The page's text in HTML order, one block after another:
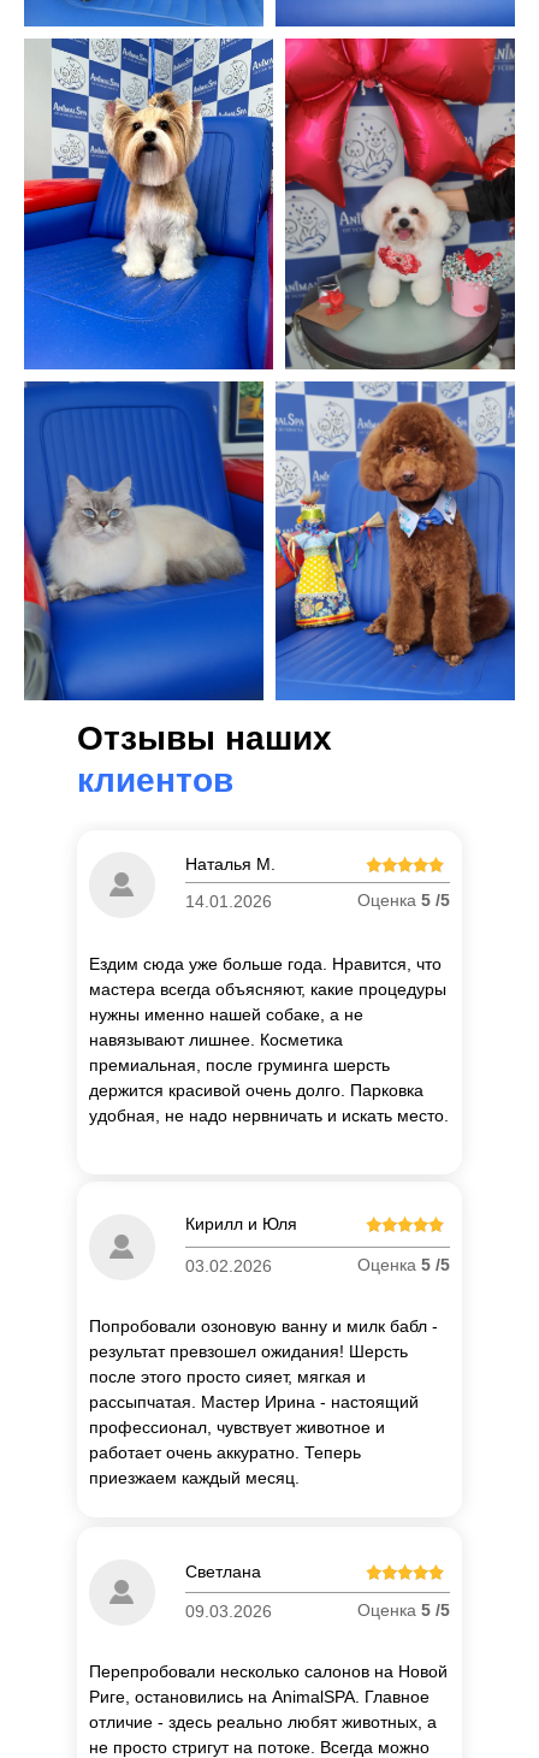
Отзывы наших
клиентов
Наталья М.
14.01.2026
Оценка 5 /5
Ездим сюда уже больше года. Нравится, что
мастера всегда объясняют, какие процедуры
нужны именно нашей собаке, а не
навязывают лишнее. Косметика
премиальная, после груминга шерсть
держится красивой очень долго. Парковка
удобная, не надо нервничать и искать место.
Кирилл и Юля
03.02.2026 Оценка 5 /5
Попробовали озоновую ванну и милк бабл -
результат превзошел ожидания! Шерсть
после этого просто сияет, мягкая и
рассыпчатая. Мастер Ирина - настоящий
профессионал, чувствует животное и
работает очень аккуратно. Теперь
приезжаем каждый месяц.
Светлана
09.03.2026 Оценка 5 /5
Перепробовали несколько салонов на Новой
Риге, остановились на AnimalSPA. Главное
отличие - здесь реально любят животных, а
не просто стригут на потоке. Всегда можно